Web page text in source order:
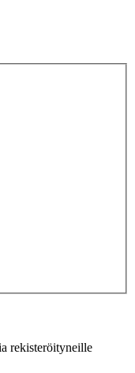
rekisteröityneille